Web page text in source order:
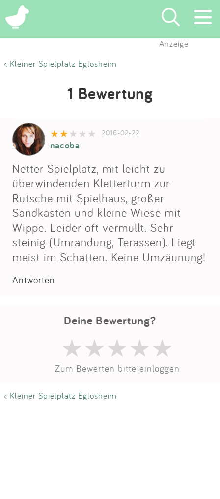
Suchen
Eintragen
Partner
Kontakt
Impressum
Anmelden
Anzeige
< Kleiner Spielplatz Eglosheim
1 Bewertung
2016-02-22
nacoba
Netter Spielplatz, mit leicht zu
überwindenden Kletterturm zur
Rutsche mit Spielhaus, großer
Sandkasten und kleine Wiese mit
Wippe. Leider oft vermüllt. Sehr
steinig (Umrandung, Terassen). Liegt
meist im Schatten. Keine Umzäunung!
Antworten
Deine Bewertung?
Zum Bewerten bitte einloggen
< Kleiner Spielplatz Eglosheim